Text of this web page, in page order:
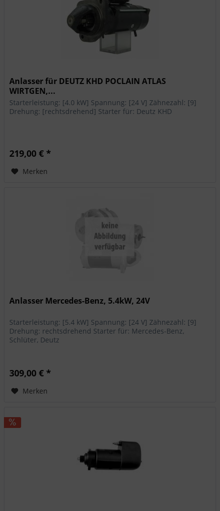
Anlasser für DEUTZ KHD POCLAIN ATLAS
WIRTGEN,...
Starterleistung: [4.0 kW] Spannung: [24 V] Zähnezahl: [9]
Drehung: [rechtsdrehend] Starter für: Deutz KHD
219,00 € *
Merken
Anlasser Mercedes-Benz, 5.4kW, 24V
Starterleistung: [5.4 kW] Spannung: [24 V] Zähnezahl: [9]
Drehung: rechtsdrehend Starter für: Mercedes-Benz,
Schlüter, Deutz
309,00 € *
Merken